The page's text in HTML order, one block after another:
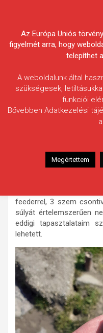
Egyesületek
Csökmei
Halfaj: Sujtásos küsz
Fogott hal adatai: 12
feederrel, 3 szem
súlyát értelemszerűen
eddigi tapasztalataim
lehetett.
Az Európa Uniós
figyelmét arra, hogy
telepíthet
A weboldalunk által
szükségesek,
funkciói
Bővebben Adatkezelési
Megértettem